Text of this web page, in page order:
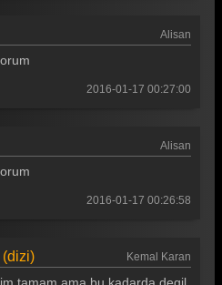
Alisan
2016-01-17 00:27:00
Alisan
2016-01-17 00:26:58
Kemal Karan